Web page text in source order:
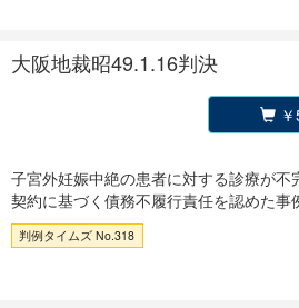
大阪地裁昭49.1.16判決
子宮外妊娠中絶の患者に対する診療が不
契約に基づく債務不履行責任を認めた事
判例タイムズ No.318